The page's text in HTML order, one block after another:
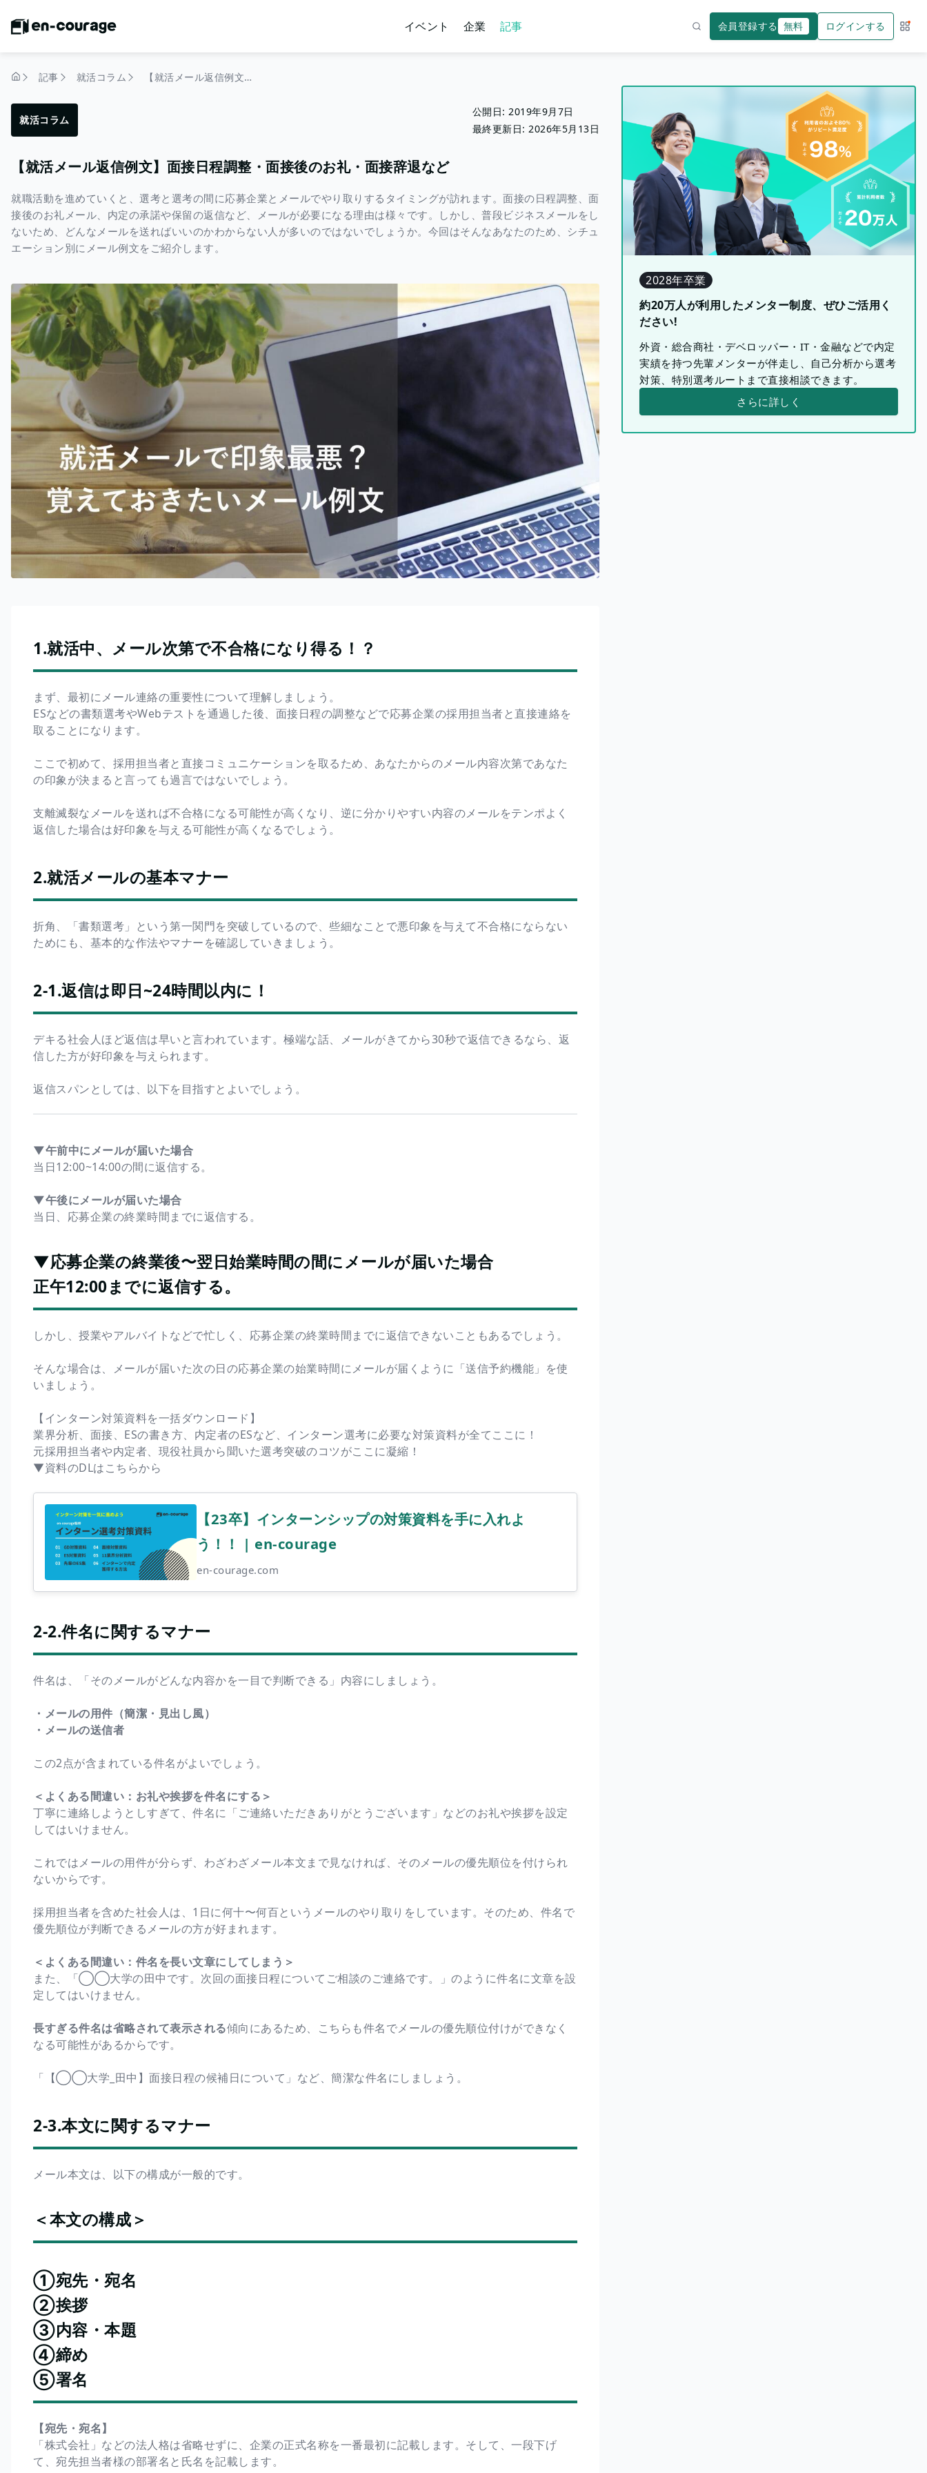
イベント 企業 記事 会員登録する 無料 ログインする サー
記事 就活コラム 【就活メール返信例文】面接日程調整・面接後のお礼・面接辞退など
就活コラム
公開日:2019年9月7日
最終更新日:2026年5月13日
【就活メール返信例文】面接日程調整・面接後のお礼・面接辞退など
就職活動を進めていくと、選考と選考の間に応募企業とメールでやり取りするタイミングが訪れます。面接の日程調整、面
接後のお礼メール、内定の承諾や保留の返信など、メールが必要になる理由は様々です。しかし、普段ビジネスメールをし
ないため、どんなメールを送ればいいのかわからない人が多いのではないでしょうか。今回はそんなあなたのため、シチュ
エーション別にメール例文をご紹介します。
1.就活中、メール次第で不合格になり得る！？
まず、最初にメール連絡の重要性について理解しましょう。
ESなどの書類選考やWebテストを通過した後、面接日程の調整などで応募企業の採用担当者と直接連絡を
取ることになります。
ここで初めて、採用担当者と直接コミュニケーションを取るため、あなたからのメール内容次第であなた
の印象が決まると言っても過言ではないでしょう。
支離滅裂なメールを送れば不合格になる可能性が高くなり、逆に分かりやすい内容のメールをテンポよく
返信した場合は好印象を与える可能性が高くなるでしょう。
2.就活メールの基本マナー
折角、「書類選考」という第一関門を突破しているので、些細なことで悪印象を与えて不合格にならない
ためにも、基本的な作法やマナーを確認していきましょう。
2-1.返信は即日~24時間以内に！
デキる社会人ほど返信は早いと言われています。極端な話、メールがきてから30秒で返信できるなら、返
信した方が好印象を与えられます。
返信スパンとしては、以下を目指すとよいでしょう。
▼午前中にメールが届いた場合
当日12:00~14:00の間に返信する。
▼午後にメールが届いた場合
当日、応募企業の終業時間までに返信する。
▼応募企業の終業後〜翌日始業時間の間にメールが届いた場合
正午12:00までに返信する。
しかし、授業やアルバイトなどで忙しく、応募企業の終業時間までに返信できないこともあるでしょう。
そんな場合は、メールが届いた次の日の応募企業の始業時間にメールが届くように「送信予約機能」を使
いましょう。
【インターン対策資料を一括ダウンロード】
業界分析、面接、ESの書き方、内定者のESなど、インターン選考に必要な対策資料が全てここに！
元採用担当者や内定者、現役社員から聞いた選考突破のコツがここに凝縮！
▼資料のDLはこちらから
【23卒】インターンシップの対策資料を手に入れよ
う！！ | en-courage
en-courage.com
2-2.件名に関するマナー
件名は、「そのメールがどんな内容かを一目で判断できる」内容にしましょう。
・メールの用件（簡潔・見出し風）
・メールの送信者
この2点が含まれている件名がよいでしょう。
＜よくある間違い：お礼や挨拶を件名にする＞
丁寧に連絡しようとしすぎて、件名に「ご連絡いただきありがとうございます」などのお礼や挨拶を設定
してはいけません。
これではメールの用件が分らず、わざわざメール本文まで見なければ、そのメールの優先順位を付けられ
ないからです。
採用担当者を含めた社会人は、1日に何十〜何百というメールのやり取りをしています。そのため、件名で
優先順位が判断できるメールの方が好まれます。
＜よくある間違い：件名を長い文章にしてしまう＞
また、「◯◯大学の田中です。次回の面接日程についてご相談のご連絡です。」のように件名に文章を設
定してはいけません。
長すぎる件名は省略されて表示される傾向にあるため、こちらも件名でメールの優先順位付けができなく
なる可能性があるからです。
「【◯◯大学_田中】面接日程の候補日について」など、簡潔な件名にしましょう。
2-3.本文に関するマナー
メール本文は、以下の構成が一般的です。
＜本文の構成＞
①宛先・宛名
②挨拶
③内容・本題
④締め
⑤署名
【宛先・宛名】
「株式会社」などの法人格は省略せずに、企業の正式名称を一番最初に記載します。そして、一段下げ
て、宛先担当者様の部署名と氏名を記載します。
2028年卒業
約20万人が利用したメンター制度、ぜひご活用く
ださい!
外資・総合商社・デベロッパー・IT・金融などで内定
実績を持つ先輩メンターが伴走し、自己分析から選考
対策、特別選考ルートまで直接相談できます。
さらに詳しく